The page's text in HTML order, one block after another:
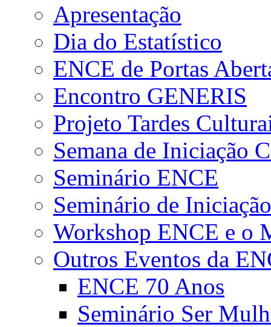
Apresentação
Dia do Estatístico
ENCE de Portas
Encontro GENERIS
Projeto Tardes
Semana de Iniciação
Seminário ENCE
Seminário de
Workshop ENCE e o
Outros Eventos da
ENCE 70 Anos
Seminário Ser